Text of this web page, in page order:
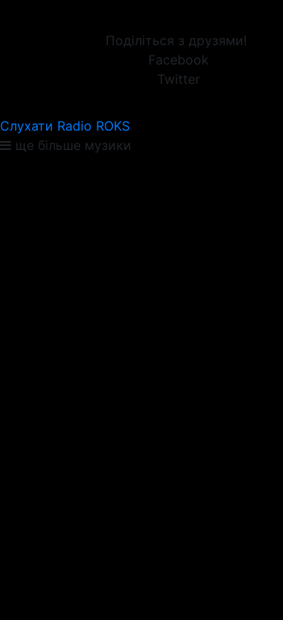
Поділіться з друзями!
Facebook
Twitter
Слухати Radio ROKS
ще більше музики